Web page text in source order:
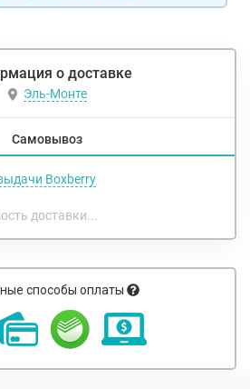
о доставке
Эль-Монте
Самовывоз
Boxberry
доставки...
способы оплаты